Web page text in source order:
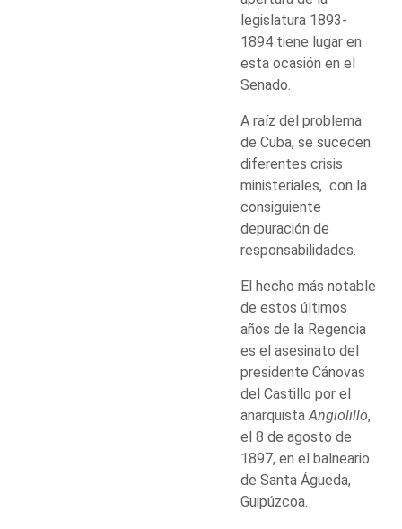
legislatura 1893-
1894 tiene lugar en
esta ocasión en el
Senado.
A raíz del problema
de Cuba, se suceden
diferentes crisis
ministeriales, con la
consiguiente
depuración de
responsabilidades.
El hecho más notable
de estos últimos
años de la Regencia
es el asesinato del
presidente Cánovas
del Castillo por el
anarquistaAngiolillo,
el 8 de agosto de
1897, en el balneario
de Santa Águeda,
Guipúzcoa.